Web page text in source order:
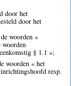
door het
door het
woorden «
woorden
§ 1.1 »;
woorden « het
resp.